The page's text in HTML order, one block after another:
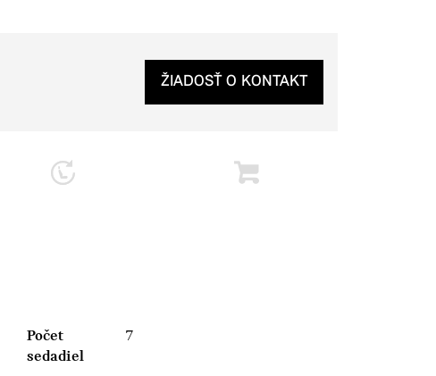
ŽIADOSŤ O KONTAKT
Počet
sedadiel
7